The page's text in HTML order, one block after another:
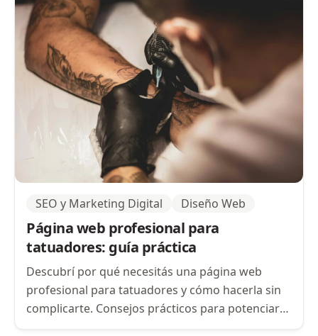
SEO y Marketing Digital Diseño Web
Página web profesional para
tatuadores: guía práctica
Descubrí por qué necesitás una página web
profesional para tatuadores y cómo hacerla sin
complicarte. Consejos prácticos para potenciar